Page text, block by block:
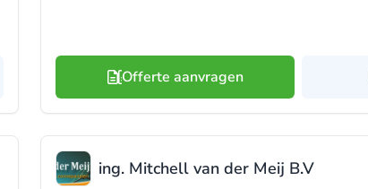
Offerte aanvragen
ing. Mitchell van der Meij B.V